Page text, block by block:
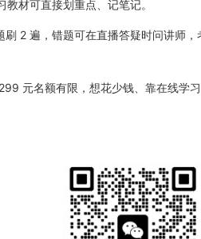
材可直接划重点、记笔记。
刷 2 遍，错题可在直播答疑时问讲师
元名额有限，想花少钱、靠在线学